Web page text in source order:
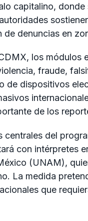
capitalino, donde
denuncias en
los módulos
fraude,
de dispositivos
de los
del
con intérpretes
(UNAM),
La medida
que